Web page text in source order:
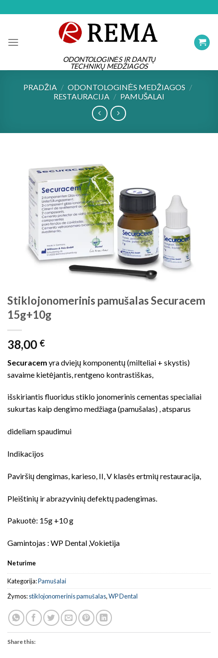
ODONTOLOGINĖS IR DANTŲ
TECHNIKŲ MEDŽIAGOS
PRADŽIA / ODONTOLOGINĖS MEDŽIAGOS /
RESTAURACIJA / PAMUŠALAI
Stiklojonomerinis pamušalas Securacem
15g+10g
38,00 €
Securacem yra dviejų komponentų (milteliai + skystis)
savaime kietėjantis, rentgeno kontrastiškas,
išskiriantis fluoridus stiklo jonomerinis cementas specialiai
sukurtas kaip dengimo medžiaga (pamušalas) , atsparus
dideliam spaudimui
Indikacijos
Paviršių dengimas, karieso, II, V klasės ertmių restauracija,
Pleištinių ir abrazyvinių defektų padengimas.
Pakuotė: 15g +10 g
Gamintojas : WP Dental ,Vokietija
Neturime
Kategorija:Pamušalai
Žymos:stiklojonomerinis pamušalas,WP Dental
Share this: